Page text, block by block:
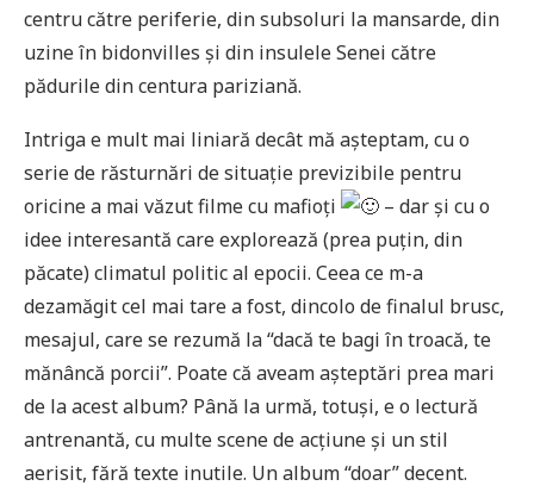
centru către periferie, din subsoluri la mansarde, din
uzine în bidonvilles și din insulele Senei către
pădurile din centura pariziană.
Intriga e mult mai liniară decât mă așteptam, cu o
serie de răsturnări de situație previzibile pentru
oricine a mai văzut filme cu mafioți
– dar și cu o
idee interesantă care explorează (prea puțin, din
păcate) climatul politic al epocii. Ceea ce m-a
dezamăgit cel mai tare a fost, dincolo de finalul brusc,
mesajul, care se rezumă la “dacă te bagi în troacă, te
mănâncă porcii”. Poate că aveam așteptări prea mari
de la acest album? Până la urmă, totuși, e o lectură
antrenantă, cu multe scene de acțiune și un stil
aerisit, fără texte inutile. Un album “doar” decent.